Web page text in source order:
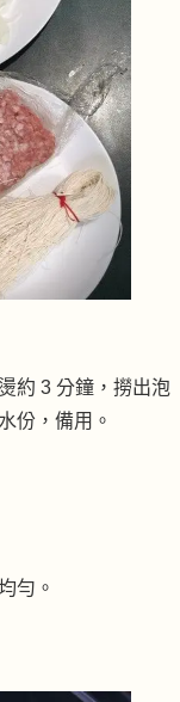
約 3 分鐘，撈出泡
份，備用。
勻。